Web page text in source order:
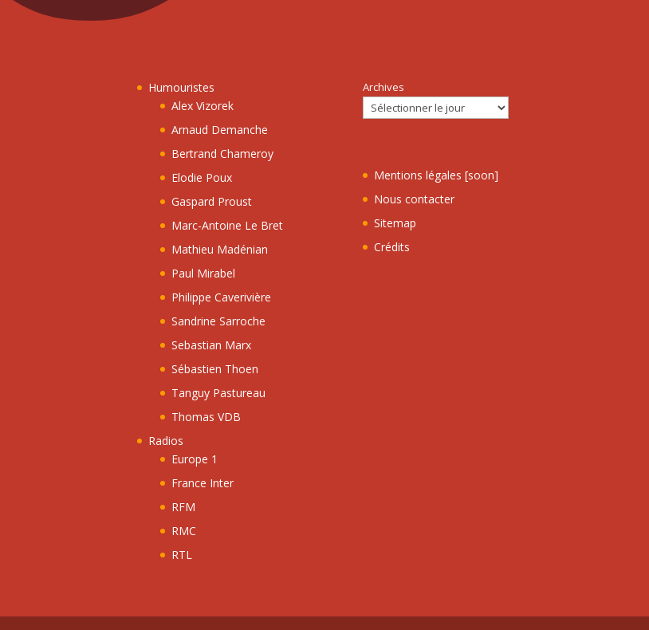
Humouristes
Alex Vizorek
Arnaud Demanche
Bertrand Chameroy
Elodie Poux
Gaspard Proust
Marc-Antoine Le Bret
Mathieu Madénian
Paul Mirabel
Philippe Caverivière
Sandrine Sarroche
Sebastian Marx
Sébastien Thoen
Tanguy Pastureau
Thomas VDB
Radios
Europe 1
France Inter
RFM
RMC
RTL
Archives
Mentions légales [soon]
Nous contacter
Sitemap
Crédits